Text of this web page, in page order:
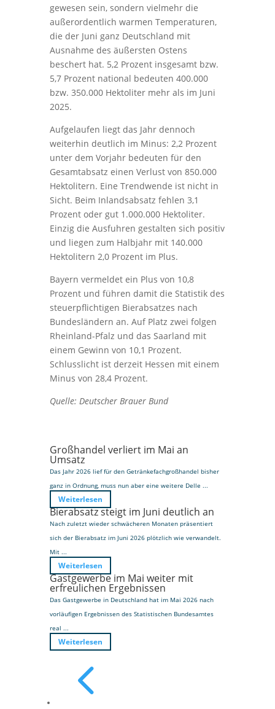
gewesen sein, sondern vielmehr die
außerordentlich warmen Temperaturen,
die der Juni ganz Deutschland mit
Ausnahme des äußersten Ostens
beschert hat. 5,2 Prozent insgesamt bzw.
5,7 Prozent national bedeuten 400.000
bzw. 350.000 Hektoliter mehr als im Juni
2025.
Aufgelaufen liegt das Jahr dennoch
weiterhin deutlich im Minus: 2,2 Prozent
unter dem Vorjahr bedeuten für den
Gesamtabsatz einen Verlust von 850.000
Hektolitern. Eine Trendwende ist nicht in
Sicht. Beim Inlandsabsatz fehlen 3,1
Prozent oder gut 1.000.000 Hektoliter.
Einzig die Ausfuhren gestalten sich positiv
und liegen zum Halbjahr mit 140.000
Hektolitern 2,0 Prozent im Plus.
Bayern vermeldet ein Plus von 10,8
Prozent und führen damit die Statistik des
steuerpflichtigen Bierabsatzes nach
Bundesländern an. Auf Platz zwei folgen
Rheinland-Pfalz und das Saarland mit
einem Gewinn von 10,1 Prozent.
Schlusslicht ist derzeit Hessen mit einem
Minus von 28,4 Prozent.
Quelle: Deutscher Brauer Bund
Großhandel verliert im Mai an
Umsatz
Das Jahr 2026 lief für den Getränkefachgroßhandel bisher
ganz in Ordnung, muss nun aber eine weitere Delle ...
Weiterlesen
Bierabsatz steigt im Juni deutlich an
Nach zuletzt wieder schwächeren Monaten präsentiert
sich der Bierabsatz im Juni 2026 plötzlich wie verwandelt.
Mit ...
Weiterlesen
Gastgewerbe im Mai weiter mit
erfreulichen Ergebnissen
Das Gastgewerbe in Deutschland hat im Mai 2026 nach
vorläufigen Ergebnissen des Statistischen Bundesamtes
real ...
Weiterlesen
4